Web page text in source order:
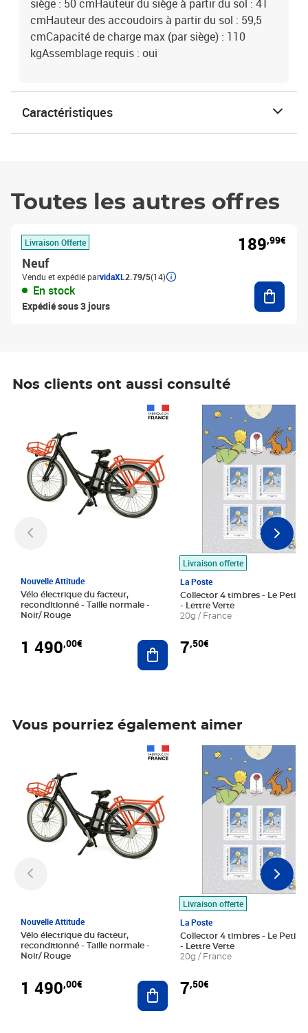
siège : 50 cmHauteur du siège à partir du sol : 41
cmHauteur des accoudoirs à partir du sol : 59,5
cmCapacité de charge max (par siège) : 110
kgAssemblage requis : oui
Caractéristiques
Toutes les autres offres
Livraison Offerte
Neuf
Vendu et expédié parvidaXL 2.79/5(14)
En stock
Expédié sous 3 jours
189,99€
Nos clients ont aussi consulté
Nouvelle Attitude
Vélo électrique du facteur,
reconditionné - Taille normale -
Noir/ Rouge
1 490,00€ Ajouter au panier
Livraison offerte
La Poste
Collector 4 timbres - Le Petit
- Lettre Verte
20g / France
7,50€
Prix 7,50€
Vous pourriez également aimer
Nouvelle Attitude
Vélo électrique du facteur,
reconditionné - Taille normale -
Noir/ Rouge
1 490,00€ Ajouter au panier
Livraison offerte
La Poste
Collector 4 timbres - Le Petit
- Lettre Verte
20g / France
7,50€
Prix 7,50€